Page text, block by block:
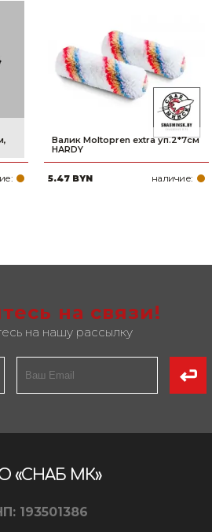
Валик Moltopren extra уп.2*7см
HARDY
5.47 BYN наличие:
на связи!
на нашу рассылку
«СНАБ МК»
193501386